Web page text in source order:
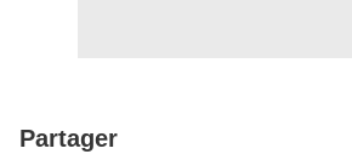
Partager